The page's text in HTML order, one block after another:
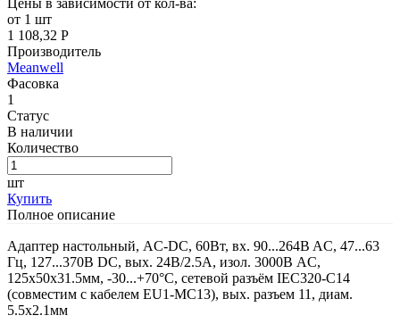
Цены в зависимости от кол-ва:
от 1 шт
1 108,32 Р
Производитель
Meanwell
Фасовка
1
Статус
В наличии
Количество
шт
Купить
Полное описание
Адаптер настольный, AC-DC, 60Вт, вх. 90...264B AC, 47...63
Гц, 127...370B DC, вых. 24B/2.5A, изол. 3000В AC,
125x50x31.5мм, -30...+70°С, сетевой разъём IEC320-C14
(совместим с кабелем EU1-MC13), вых. разъем 11, диам.
5.5х2.1мм